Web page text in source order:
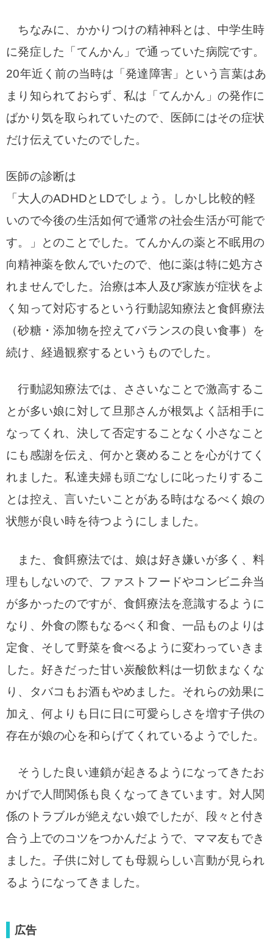
ちなみに、かかりつけの精神科とは、中学生時
に発症した「てんかん」で通っていた病院です。
20年近く前の当時は「発達障害」という言葉はあ
まり知られておらず、私は「てんかん」の発作に
ばかり気を取られていたので、医師にはその症状
だけ伝えていたのでした。
医師の診断は
「大人のADHDとLDでしょう。しかし比較的軽
いので今後の生活如何で通常の社会生活が可能で
す。」とのことでした。 てんかんの薬と不眠用の
向精神薬を飲んでいたので、他に薬は特に処方さ
れませんでした。治療は本人及び家族が症状をよ
く知って対応するという行動認知療法と食餌療法
（砂糖・添加物を控えてバランスの良い食事）を
続け、経過観察するというものでした。
行動認知療法では、ささいなことで激高するこ
とが多い娘に対して旦那さんが根気よく話相手に
なってくれ、決して否定することなく小さなこと
にも感謝を伝え、何かと褒めることを心がけてく
れました。私達夫婦も頭ごなしに叱ったりするこ
とは控え、言いたいことがある時はなるべく娘の
状態が良い時を待つようにしました。
また、食餌療法では、娘は好き嫌いが多く、料
理もしないので、ファストフードやコンビニ弁当
が多かったのですが、食餌療法を意識するように
なり、外食の際もなるべく和食、一品ものよりは
定食、そして野菜を食べるように変わっていきま
した。 好きだった甘い炭酸飲料は一切飲まなくな
り、タバコもお酒もやめました。 それらの効果に
加え、何よりも日に日に可愛らしさを増す子供の
存在が娘の心を和らげてくれているようでした。
そうした良い連鎖が起きるようになってきたお
かげで人間関係も良くなってきています。対人関
係のトラブルが絶えない娘でしたが、段々と付き
合う上でのコツをつかんだようで、ママ友もでき
ました。子供に対しても母親らしい言動が見られ
るようになってきました。
広告